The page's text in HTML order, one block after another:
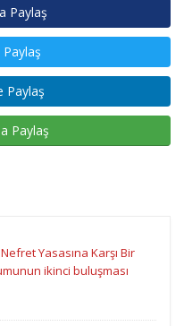
Paylaş
Paylaş
Paylaş
Yasasına Karşı Bir
ikinci buluşması